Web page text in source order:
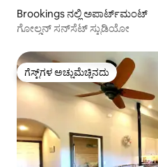
Brookings ನಲ್ಲಿ ಅಪಾರ್ಟ್‌ಮಂಟ್
ಗೋಲ್ಡನ್ ಸನ್‌ಸೆಟ್ ಸ್ಟುಡಿಯೋ
ಗೆಸ್ಟ್‌ಗಳ ಅಚ್ಚುಮೆಚ್ಚಿನದು
ಗೆಸ್ಟ್‌ಗಳ ಅಚ್ಚುಮೆಚ್ಚಿನದು